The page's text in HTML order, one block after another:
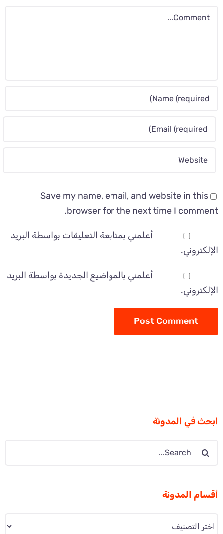
Comment
Save my name, email, and website in this
browser for the next time I comment.
أعلمني بمتابعة التعليقات بواسطة البريد
الإلكتروني.
أعلمني بالمواضيع الجديدة بواسطة البريد
الإلكتروني.
ابحث في المدونة
Search
أقسام المدونة